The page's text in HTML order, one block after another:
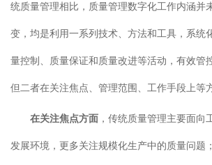
统质量管理相比，质量管理数字化工作内涵并
变，均是利用一系列技术、方法和工具，系统
量控制、质量保证和质量改进等活动，有效管
但二者在关注焦点、管理范围、工作手段上等
在关注焦点方面 ，传统质量管理主要面向
发展环境，更多关注规模化生产中的质量问题